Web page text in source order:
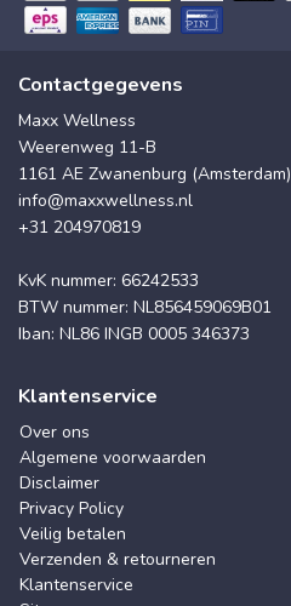
Contactgegevens
Maxx Wellness
Weerenweg 11-B
1161 AE Zwanenburg (Amsterdam)
info@maxxwellness.nl
+31 204970819
KvK nummer: 66242533
BTW nummer: NL856459069B01
Iban: NL86 INGB 0005 346373
Klantenservice
Over ons
Algemene voorwaarden
Disclaimer
Privacy Policy
Veilig betalen
Verzenden & retourneren
Klantenservice